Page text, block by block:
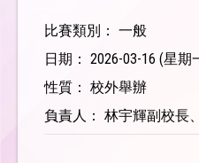
比賽類別： 一般
日期： 2026-03-16 (星期
性質： 校外舉辦
負責人： 林宇輝副校長